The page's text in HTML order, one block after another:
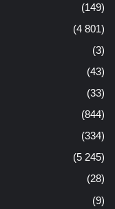
(149)
(4 801)
(3)
(43)
(33)
(844)
(334)
(5 245)
(28)
(9)